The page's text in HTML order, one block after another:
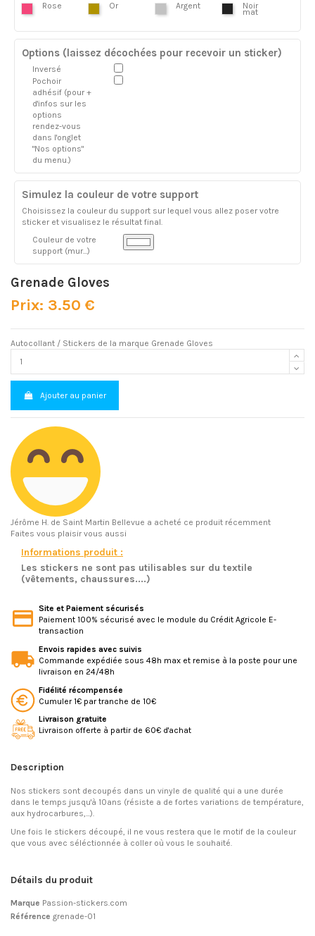
Rose Or Argent Noir
mat
Options (laissez décochées pour recevoir un sticker)
Inversé
Pochoir
adhésif (pour +
d'infos sur les
options
rendez-vous
dans l'onglet
"Nos options"
du menu.)
Simulez la couleur de votre support
Choisissez la couleur du support sur lequel vous allez poser votre
sticker et visualisez le résultat final.
Couleur de votre
support (mur...)
Grenade Gloves
Prix: 3.50 €
Autocollant / Stickers de la marque Grenade Gloves
Ajouter au panier
Jérôme H. de Saint Martin Bellevue a acheté ce produit récemment
Faites vous plaisir vous aussi
Informations produit :
Les stickers ne sont pas utilisables sur du textile
(vêtements, chaussures....)
Site et Paiement sécurisés
Paiement 100% sécurisé avec le module du Crédit Agricole E-
transaction
Envois rapides avec suivis
Commande expédiée sous 48h max et remise à la poste pour une
livraison en 24/48h
Fidélité récompensée
Cumuler 1€ par tranche de 10€
Livraison gratuite
Livraison offerte à partir de 60€ d'achat
Description
Nos stickers sont decoupés dans un vinyle de qualité qui a une durée
dans le temps jusqu'à 10ans (résiste a de fortes variations de température,
aux hydrocarbures,...).
Une fois le stickers découpé, il ne vous restera que le motif de la couleur
que vous avec séléctionnée à coller où vous le souhaité.
Détails du produit
Marque Passion-stickers.com
Référence grenade-01